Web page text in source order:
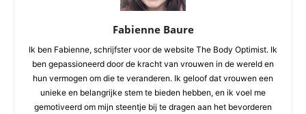
Fabienne Baure
Ik ben Fabienne, schrijfster voor de website The Body Optimist. Ik
ben gepassioneerd door de kracht van vrouwen in de wereld en
hun vermogen om die te veranderen. Ik geloof dat vrouwen een
unieke en belangrijke stem te bieden hebben, en ik voel me
gemotiveerd om mijn steentje bij te dragen aan het bevorderen